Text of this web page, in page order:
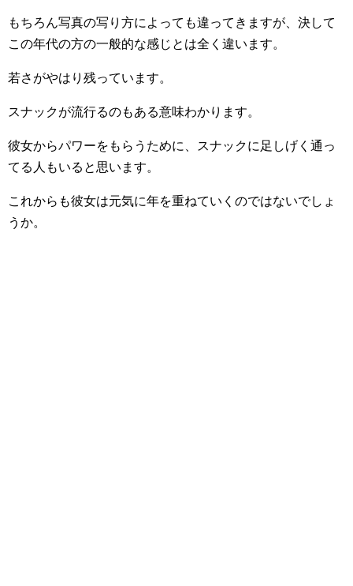
もちろん写真の写り方によっても違ってきますが、決して
この年代の方の一般的な感じとは全く違います。
若さがやはり残っています。
スナックが流行るのもある意味わかります。
彼女からパワーをもらうために、スナックに足しげく通っ
てる人もいると思います。
これからも彼女は元気に年を重ねていくのではないでしょ
うか。